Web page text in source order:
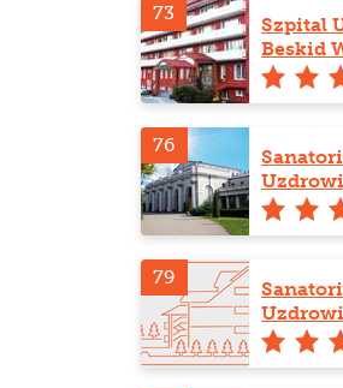
73
Szpital
Beskid
76
Zdrój
79